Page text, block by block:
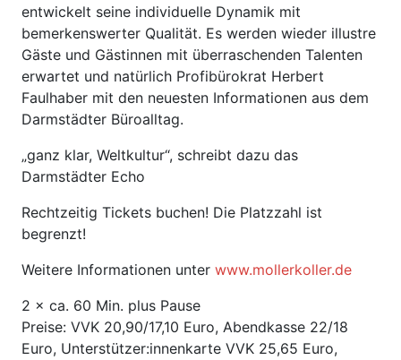
entwickelt seine individuelle Dynamik mit
bemerkenswerter Qualität. Es werden wieder illustre
Gäste und Gästinnen mit überraschenden Talenten
erwartet und natürlich Profibürokrat Herbert
Faulhaber mit den neuesten Informationen aus dem
Darmstädter Büroalltag.
„ganz klar, Weltkultur“, schreibt dazu das
Darmstädter Echo
Rechtzeitig Tickets buchen! Die Platzzahl ist
begrenzt!
Weitere Informationen unter www.mollerkoller.de
2 × ca. 60 Min. plus Pause
Preise: VVK 20,90/17,10 Euro, Abendkasse 22/18
Euro, Unterstützer:innenkarte VVK 25,65 Euro,